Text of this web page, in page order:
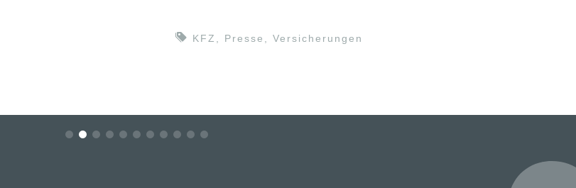
KFZ , Presse , Versicherungen